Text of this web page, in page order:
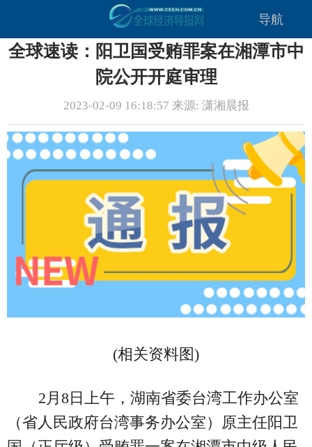
导航
全球速读：阳卫国受贿罪案在湘潭市中
院公开开庭审理
2023-02-09 16:18:57 来源: 潇湘晨报
(相关资料图)
2月8日上午，湖南省委台湾工作办公室
（省人民政府台湾事务办公室）原主任阳卫